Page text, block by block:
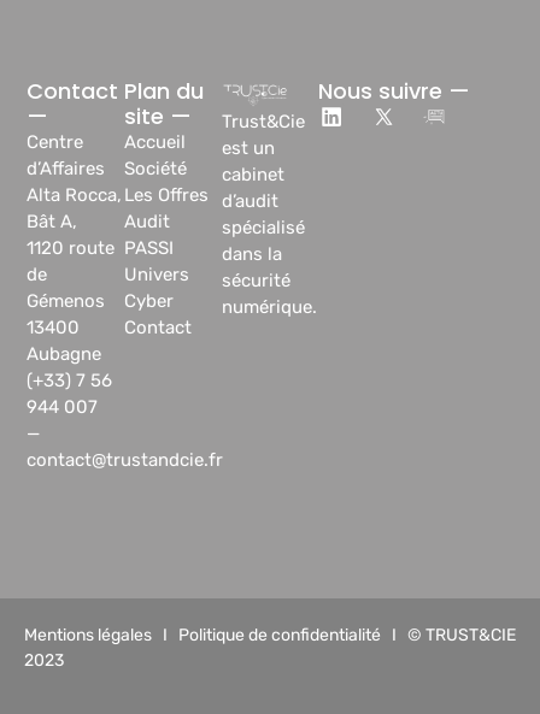
Trust&Cie
est un
cabinet
d’audit
spécialisé
dans la
sécurité
numérique.
Plan du
site —
Accueil
Société
Les Offres
Audit
PASSI
Univers
Cyber
Contact
Contact
—
Centre
d’Affaires
Alta Rocca,
Bât A,
1120 route
de
Gémenos
13400
Aubagne
(+33) 7 56
944 007
—
contact@trustandcie.fr
Nous suivre —
Mentions légales I Politique de confidentialité I © TRUST&CIE
2023